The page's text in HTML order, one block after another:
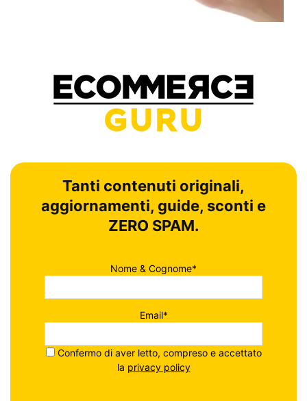
Tanti contenuti originali,
aggiornamenti, guide, sconti e
ZERO SPAM.
Nome & Cognome*
Email*
Confermo di aver letto, compreso e accettato
la privacy policy